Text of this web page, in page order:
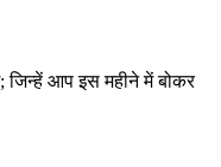
जिन्हें आप इस महीने में बोकर